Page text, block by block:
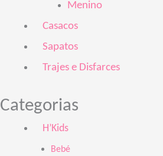
Menino
Casacos
Sapatos
Trajes e Disfarces
Categorias
H’Kids
Bebé